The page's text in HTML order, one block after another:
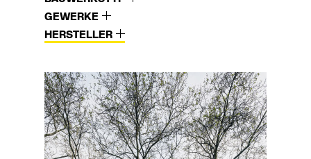
GEWERKE
HERSTELLER